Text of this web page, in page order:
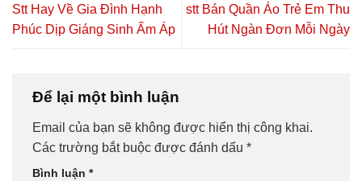
Stt Hay Về Gia Đình Hạnh
Phúc Dịp Giáng Sinh Ấm Áp
stt Bán Quần Áo Trẻ Em Thu
Hút Ngàn Đơn Mỗi Ngày
Để lại một bình luận
Email của bạn sẽ không được hiển thị công khai.
Các trường bắt buộc được đánh dấu *
Bình luận *